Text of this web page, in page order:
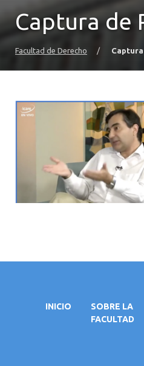
Captura de
Facultad de Derecho /
INICIO
SOBRE LA
FACULTAD